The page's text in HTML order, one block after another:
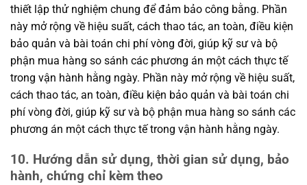
thiết lập thử nghiệm chung để đảm bảo công bằng. Phần
này mở rộng về hiệu suất, cách thao tác, an toàn, điều kiện
bảo quản và bài toán chi phí vòng đời, giúp kỹ sư và bộ
phận mua hàng so sánh các phương án một cách thực tế
trong vận hành hằng ngày. Phần này mở rộng về hiệu suất,
cách thao tác, an toàn, điều kiện bảo quản và bài toán chi
phí vòng đời, giúp kỹ sư và bộ phận mua hàng so sánh các
phương án một cách thực tế trong vận hành hằng ngày.
10. Hướng dẫn sử dụng, thời gian sử dụng, bảo
hành, chứng chỉ kèm theo